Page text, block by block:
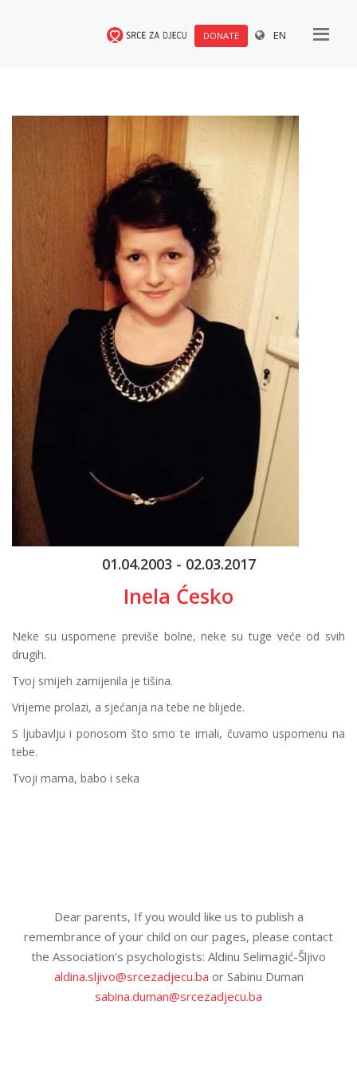
DONATE EN
01.04.2003 - 02.03.2017
Inela Ćesko
Neke su uspomene previše bolne, neke su tuge veće od svih
drugih.
Tvoj smijeh zamijenila je tišina.
Vrijeme prolazi, a sjećanja na tebe ne blijede.
S ljubavlju i ponosom što smo te imali, čuvamo uspomenu na
tebe.
Tvoji mama, babo i seka
Dear parents, If you would like us to publish a
remembrance of your child on our pages, please contact
the Association’s psychologists: Aldinu Selimagić-Šljivo
aldina.sljivo@srcezadjecu.ba or Sabinu Duman
sabina.duman@srcezadjecu.ba